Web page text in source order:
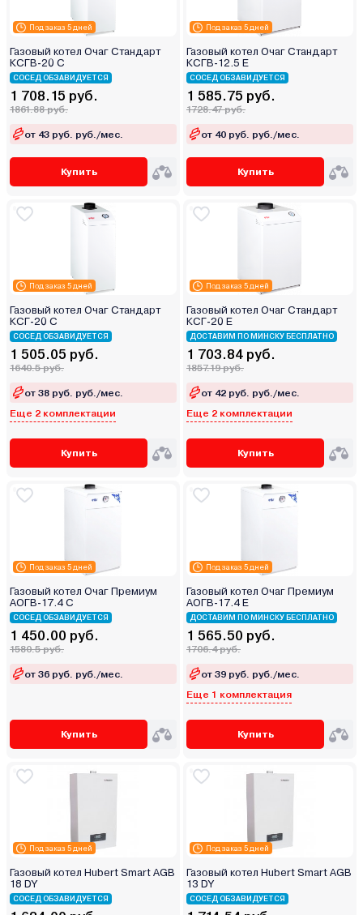
Под заказ 5 дней
Газовый котел Очаг Стандарт
КСГВ-20 С
СОСЕД ОБЗАВИДУЕТСЯ
1 708.15 руб.
1861.88 руб.
от 43 руб. руб./мес.
Купить
Под заказ 5 дней
Газовый котел Очаг Стандарт
КСГВ-12.5 Е
СОСЕД ОБЗАВИДУЕТСЯ
1 585.75 руб.
1728.47 руб.
от 40 руб. руб./мес.
Купить
Под заказ 5 дней
Газовый котел Очаг Стандарт
КСГ-20 С
СОСЕД ОБЗАВИДУЕТСЯ
1 505.05 руб.
1640.5 руб.
от 38 руб. руб./мес.
Еще 2 комплектации
Купить
Под заказ 5 дней
Газовый котел Очаг Стандарт
КСГ-20 Е
ДОСТАВИМ ПО МИНСКУ БЕСПЛАТНО
1 703.84 руб.
1857.19 руб.
от 42 руб. руб./мес.
Еще 2 комплектации
Купить
Под заказ 5 дней
Газовый котел Очаг Премиум
АОГВ-17.4 С
СОСЕД ОБЗАВИДУЕТСЯ
1 450.00 руб.
1580.5 руб.
от 36 руб. руб./мес.
Купить
Под заказ 5 дней
Газовый котел Очаг Премиум
АОГВ-17.4 Е
ДОСТАВИМ ПО МИНСКУ БЕСПЛАТНО
1 565.50 руб.
1706.4 руб.
от 39 руб. руб./мес.
Еще 1 комплектация
Купить
Под заказ 5 дней
Газовый котел Hubert Smart AGB
18 DY
СОСЕД ОБЗАВИДУЕТСЯ
Под заказ 5 дней
Газовый котел Hubert Smart AGB
13 DY
СОСЕД ОБЗАВИДУЕТСЯ